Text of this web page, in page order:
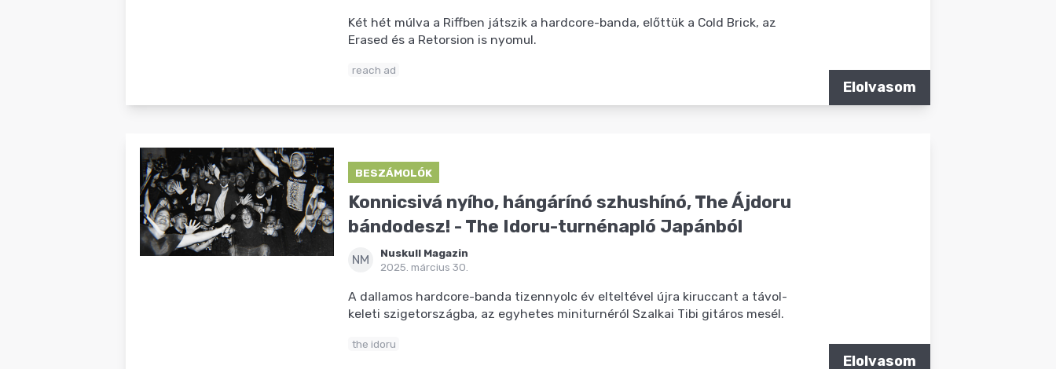
Két hét múlva a Riffben játszik a hardcore-banda, előttük a Cold Brick, az
Erased és a Retorsion is nyomul.
reach ad
Elolvasom
BESZÁMOLÓK
Konnicsivá nyího, hángárínó szhushínó, The Ájdoru
bándodesz! - The Idoru-turnénapló Japánból
NM
Nuskull Magazin
2025. március 30.
A dallamos hardcore-banda tizennyolc év elteltével újra kiruccant a távol-
keleti szigetországba, az egyhetes miniturnéról Szalkai Tibi gitáros mesél.
the idoru
Elolvasom